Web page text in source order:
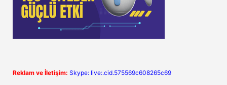
Reklam ve İletişim: Skype: live:.cid.575569c608265c69